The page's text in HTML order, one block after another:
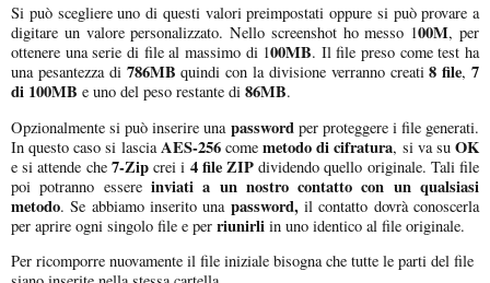
Si può scegliere uno di questi valori preimpostati oppure si può provare a
digitare un valore personalizzato. Nello screenshot ho messo 100M, per
ottenere una serie di file al massimo di 100MB. Il file preso come test ha
una pesantezza di 786MBquindi con la divisione verranno creati8 file, 7
di 100MB e uno del peso restante di 86MB.
Opzionalmente si può inserire unapassword per proteggere i file generati.
In questo caso si lascia AES-256comemetodo di cifratura, si va suOK
e si attende che 7-Zipcrei i 4 file ZIPdividendo quello originale. Tali file
poi potranno essere inviati a un nostro contatto con un qualsiasi
metodo. Se abbiamo inserito una password, il contatto dovrà conoscerla
per aprire ogni singolo file e per riunirli in uno identico al file originale.
Per ricomporre nuovamente il file iniziale bisogna che tutte le parti del file